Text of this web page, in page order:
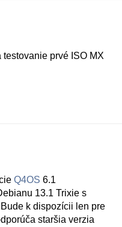
prvé ISO MX
Q4OS 6.1
13.1 Trixie s
k dispozícii len pre
staršia verzia